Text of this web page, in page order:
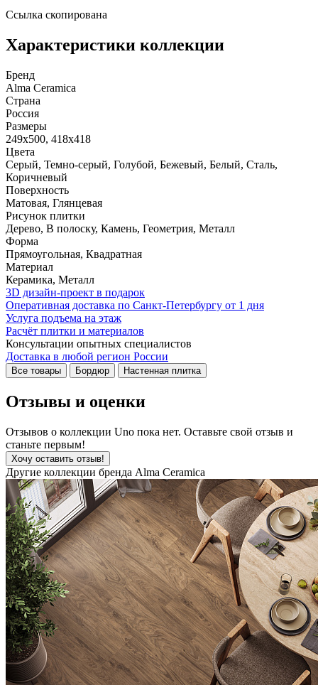
Ссылка скопирована
Характеристики коллекции
Бренд
Alma Ceramica
Страна
Россия
Размеры
249x500, 418x418
Цвета
Серый, Темно-серый, Голубой, Бежевый, Белый, Сталь,
Коричневый
Поверхность
Матовая, Глянцевая
Рисунок плитки
Дерево, В полоску, Камень, Геометрия, Металл
Форма
Прямоугольная, Квадратная
Материал
Керамика, Металл
3D дизайн-проект в подарок
Оперативная доставка по Санкт-Петербургу от 1 дня
Услуга подъема на этаж
Расчёт плитки и материалов
Консультации опытных специалистов
Доставка в любой регион России
Все товары Бордюр Настенная плитка
Отзывы и оценки
Отзывов о коллекции Uno пока нет. Оставьте свой отзыв и
станьте первым!
Хочу оставить отзыв!
Другие коллекции бренда Alma Ceramica